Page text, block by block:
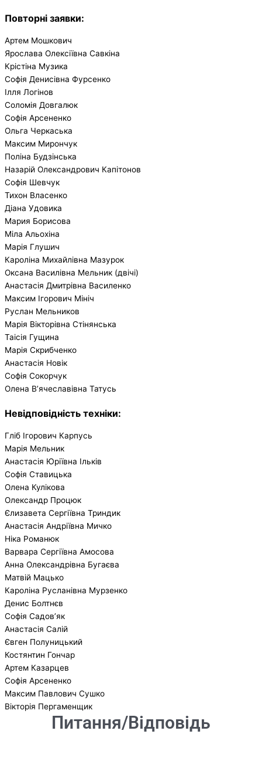
Повторні заявки:
Артем Мошкович
Ярослава Олексіївна Савкіна
Крістіна Музика
Софія Денисівна Фурсенко
Ілля Логінов
Соломія Довгалюк
Софія Арсененко
Ольга Черкаська
Максим Мирончук
Поліна Будзінська
Назарій Олександрович Капітонов
Софія Шевчук
Тихон Власенко
Діана Удовика
Мария Борисова
Міла Альохіна
Марія Глушич
Кароліна Михайлівна Мазурок
Оксана Василівна Мельник (двічі)
Анастасія Дмитрівна Василенко
Максим Ігорович Мініч
Руслан Мельников
Марія Вікторівна Стінянська
Таісія Гущина
Марія Скрибченко
Анастасія Новік
Софія Сокорчук
Олена В’ячеславівна Татусь
Невідповідність техніки:
Гліб Ігорович Карпусь
Марія Мельник
Анастасія Юріївна Ільків
Софія Ставицька
Олена Кулікова
Олександр Процюк
Єлизавета Сергіївна Триндик
Анастасія Андріївна Мичко
Ніка Романюк
Варвара Сергіївна Амосова
Анна Олександрівна Бугаєва
Матвій Мацько
Кароліна Русланівна Мурзенко
Денис Болтнєв
Софія Садов’як
Анастасія Салій
Євген Полуницький
Костянтин Гончар
Артем Казарцев
Софія Арсененко
Максим Павлович Сушко
Вікторія Пергаменщик
Питання/Відповідь